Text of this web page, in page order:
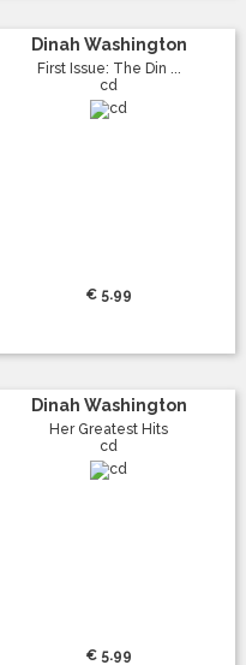
Dinah Washington
First Issue: The Din ...
cd
€ 5.99
Dinah Washington
Her Greatest Hits
cd
€ 5.99